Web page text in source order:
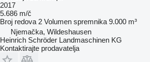
2017
5.686 m/č
Broj redova 2 Volumen spremnika 9.000 m³
Njemačka, Wildeshausen
Heinrich Schröder Landmaschinen KG
Kontaktirajte prodavatelja